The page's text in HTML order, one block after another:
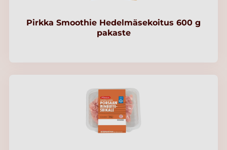
Pirkka Smoothie Hedelmäsekoitus 600 g
pakaste